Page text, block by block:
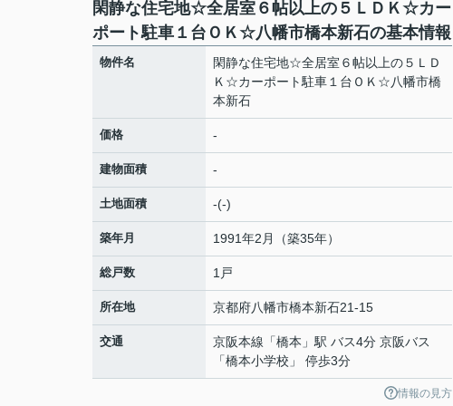
閑静な住宅地☆全居室６帖以上の５ＬＤＫ☆カー
ポート駐車１台ＯＫ☆八幡市橋本新石の基本情報
物件名
閑静な住宅地☆全居室６帖以上の５ＬＤ
Ｋ☆カーポート駐車１台ＯＫ☆八幡市橋
本新石
価格 -
建物面積 -
土地面積 -(-)
築年月 1991年2月（築35年）
総戸数 1戸
所在地 京都府八幡市橋本新石21-15
交通 京阪本線 「橋本 」駅 バス4分 京阪バス
「橋本小学校」 停歩3分
情報の見方